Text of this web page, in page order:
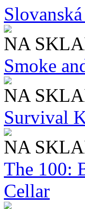
NA
Smoke
NA
Survival
NA
The 100:
Cellar